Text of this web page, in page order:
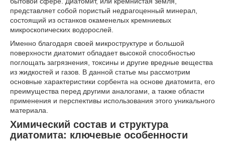
представляет собой пористый недрагоценный минерал,
состоящий из останков окаменелых кремниевых
микроскопических водорослей.
Именно благодаря своей микроструктуре и большой
поверхности диатомит обладает высокой способностью
поглощать загрязнения, токсины и другие вредные вещества
из жидкостей и газов. В данной статье мы рассмотрим
основные характеристики сорбента на основе диатомита, его
преимущества перед другими аналогами, а также области
применения и перспективы использования этого уникального
материала.
Химический состав и структура
диатомита: ключевые особенности